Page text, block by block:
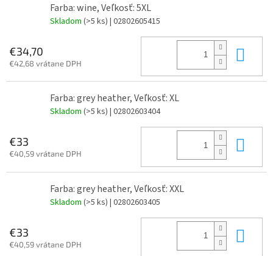
Farba: wine, Veľkosť: 5XL
Skladom (>5 ks) | 02802605415
€34,70
€42,68 vrátane DPH
Farba: grey heather, Veľkosť: XL
Skladom (>5 ks) | 02802603404
€33
€40,59 vrátane DPH
Farba: grey heather, Veľkosť: XXL
Skladom (>5 ks) | 02802603405
€33
€40,59 vrátane DPH